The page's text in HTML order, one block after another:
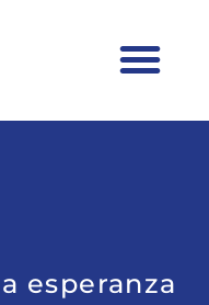
esperanza